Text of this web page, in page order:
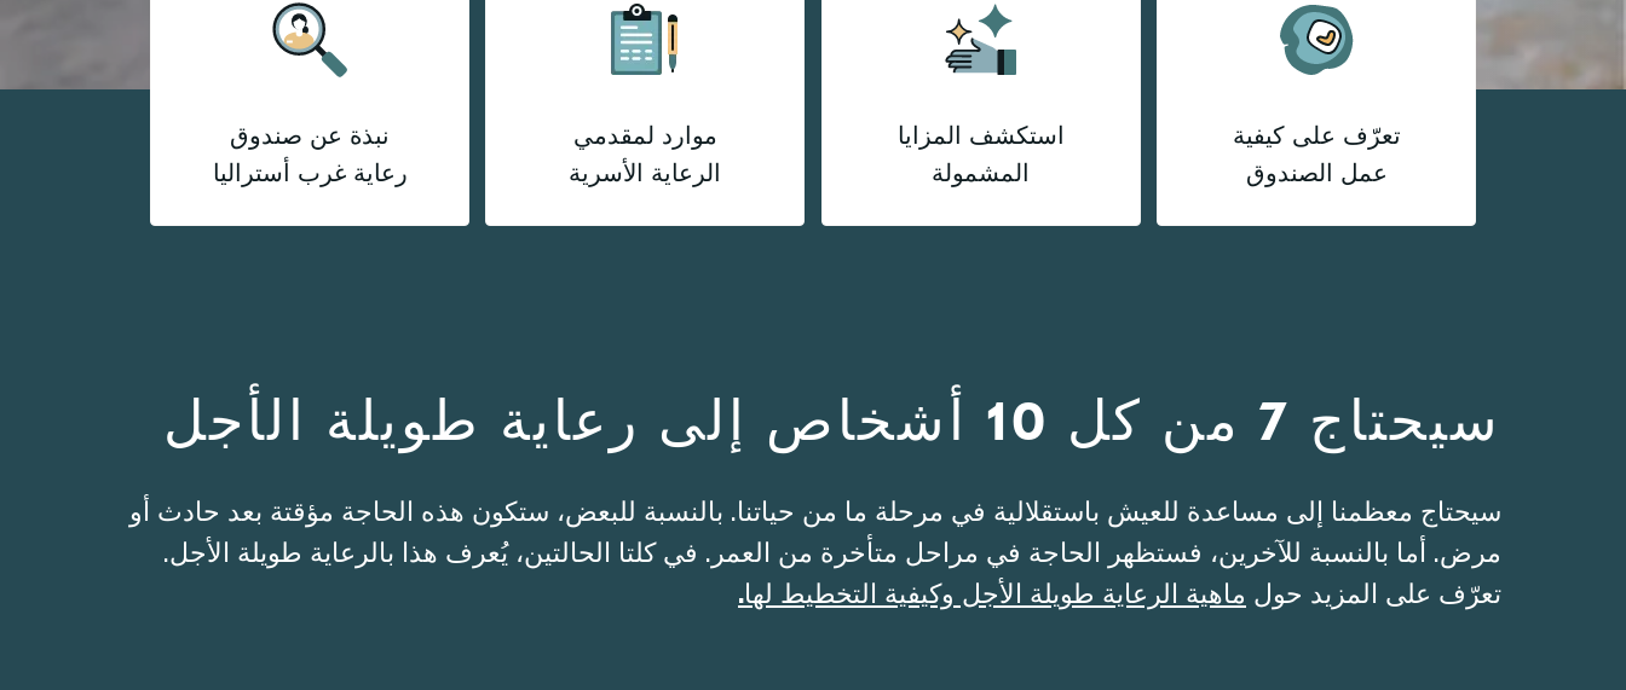
تعرّف على كيفية
عمل الصندوق
استكشف المزايا
المشمولة
موارد لمقدمي
الرعاية الأسرية
نبذة عن صندوق
رعاية غرب أستراليا
سيحتاج 7 من كل 10 أشخاص إلى رعاية طويلة الأجل
سيحتاج معظمنا إلى مساعدة للعيش باستقلالية في مرحلة ما من حياتنا. بالنسبة للبعض، ستكون هذه الحاجة مؤقتة بعد حادث أو
مرض. أما بالنسبة للآخرين، فستظهر الحاجة في مراحل متأخرة من العمر. في كلتا الحالتين، يُعرف هذا بالرعاية طويلة الأجل.
تعرّف على المزيد حول ماهية الرعاية طويلة الأجل وكيفية التخطيط لها.